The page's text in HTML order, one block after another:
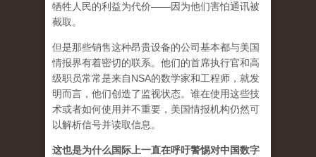
牺牲人民的利益为代价——因为他们害怕通讯被
截取。
但是那些销售这种昂贵设备的公司基本都与美国
情报界有着密切的联系。他们的首席执行官和高
级职员常常是来自NSA的数学家和工程师，就发
明而言，他们创造了监视状态。谁在使用这些技
术或者如何使用并不重要，美国情报机构仍然可
以解析信号并读取信息。
这也是为什么国际上一直在呼吁警惕对中国数字